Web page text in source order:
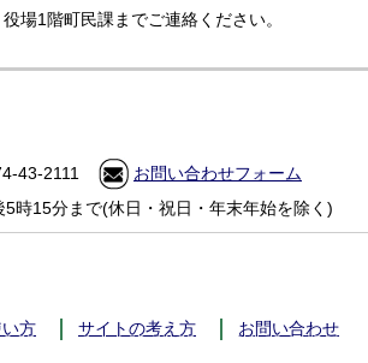
場1階町民課までご連絡ください。
43-2111
お問い合わせフォーム
時15分まで(休日・祝日・年末年始を除く)
方 サイトの考え方 お問い合わせ